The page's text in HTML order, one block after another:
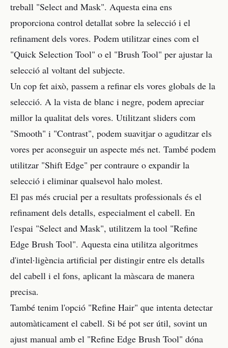
treball "Select and Mask". Aquesta eina ens
proporciona control detallat sobre la selecció i el
refinament dels vores. Podem utilitzar eines com el
"Quick Selection Tool" o el "Brush Tool" per ajustar la
selecció al voltant del subjecte.
Un cop fet això, passem a refinar els vores globals de la
selecció. A la vista de blanc i negre, podem apreciar
millor la qualitat dels vores. Utilitzant sliders com
"Smooth" i "Contrast", podem suavitjar o aguditzar els
vores per aconseguir un aspecte més net. També podem
utilitzar "Shift Edge" per contraure o expandir la
selecció i eliminar qualsevol halo molest.
El pas més crucial per a resultats professionals és el
refinament dels detalls, especialment el cabell. En
l'espai "Select and Mask", utilitzem la tool "Refine
Edge Brush Tool". Aquesta eina utilitza algoritmes
d'intel·ligència artificial per distingir entre els detalls
del cabell i el fons, aplicant la màscara de manera
precisa.
També tenim l'opció "Refine Hair" que intenta detectar
automàticament el cabell. Si bé pot ser útil, sovint un
ajust manual amb el "Refine Edge Brush Tool" dóna